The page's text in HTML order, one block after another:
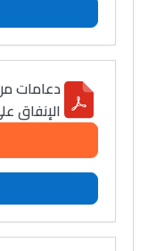
دعامات
الإنفاق